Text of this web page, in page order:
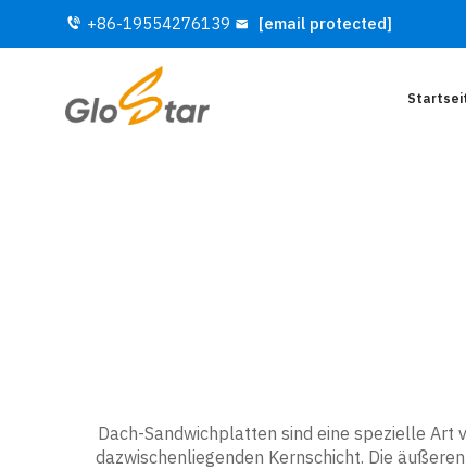
+86-19554276139 [email protected]
Dach-Sandwichplatten sind eine spezielle Art
dazwischenliegenden Kernschicht. Die